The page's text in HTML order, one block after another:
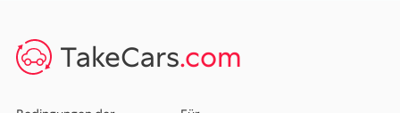
TakeCars.com